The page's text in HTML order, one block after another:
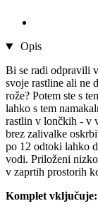
Opis
Bi se radi odpravili
svoje rastline ali ne
rože? Potem ste s
lahko s tem
rastlin v lončkih - v
brez zalivalke
po 12 odtoki lahko
vodi. Priloženi
v zaprtih prostorih
Komplet vključuje: